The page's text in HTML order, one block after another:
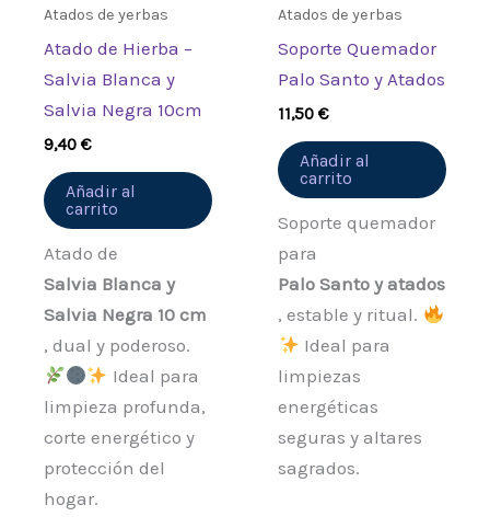
Atados de yerbas
Atado de Hierba –
Salvia Blanca y
Salvia Negra 10cm
9,40€
Añadir al
carrito
Atado de
Salvia Blanca y
Salvia Negra 10 cm
, dual y poderoso.
Ideal para
limpieza profunda,
corte energético y
protección del
hogar.
Atados de yerbas
Soporte Quemador
Palo Santo y Atados
11,50€
Añadir al
carrito
Soporte quemador
para
Palo Santo y atados
, estable y ritual.
Ideal para
limpiezas
energéticas
seguras y altares
sagrados.